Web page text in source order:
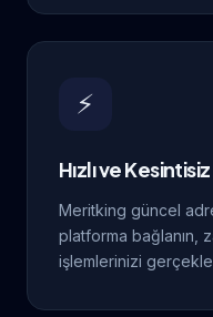
⚡
Hızlı ve
Meritking güncel
platforma bağlanın,
işlemlerinizi